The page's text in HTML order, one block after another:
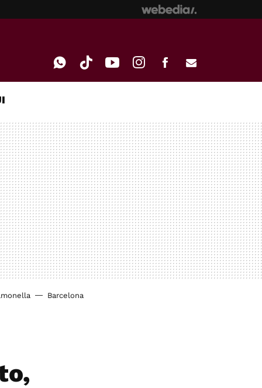
MAIL
Barcelona